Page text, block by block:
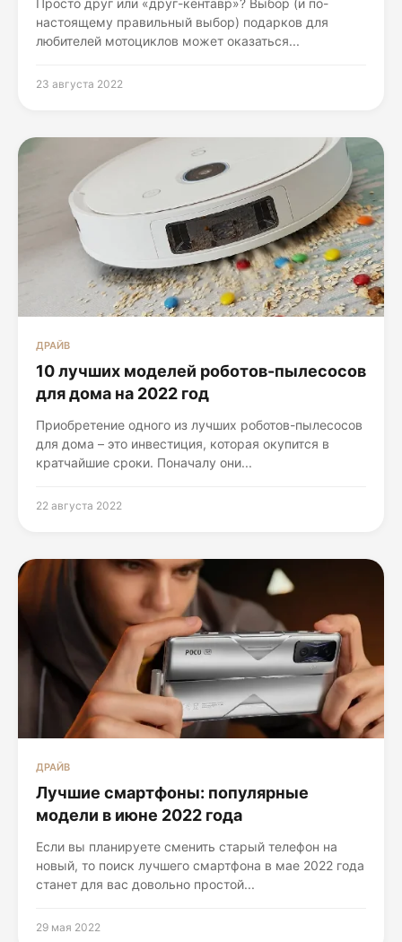
Просто друг или «друг-кентавр»? Выбор (и по-
настоящему правильный выбор) подарков для
любителей мотоциклов может оказаться...
23 августа 2022
ДРАЙВ
10 лучших моделей роботов-пылесосов
для дома на 2022 год
Приобретение одного из лучших роботов-пылесосов
для дома – это инвестиция, которая окупится в
кратчайшие сроки. Поначалу они...
22 августа 2022
ДРАЙВ
Лучшие смартфоны: популярные
модели в июне 2022 года
Если вы планируете сменить старый телефон на
новый, то поиск лучшего смартфона в мае 2022 года
станет для вас довольно простой...
29 мая 2022